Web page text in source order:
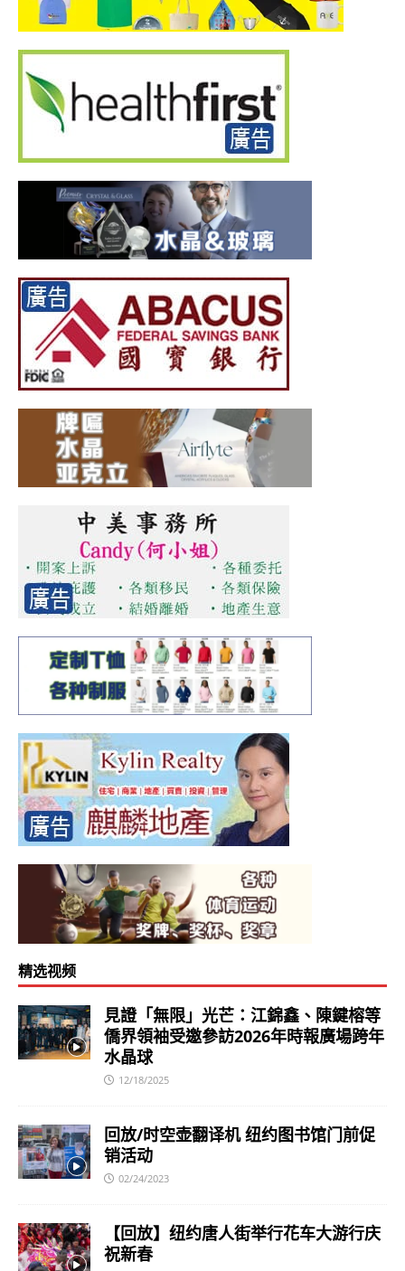
精选视频
見證「無限」光芒：江錦鑫、陳鍵榕等
僑界領袖受邀參訪2026年時報廣場跨年
水晶球
12/18/2025
回放/时空壶翻译机 纽约图书馆门前促
销活动
02/24/2023
【回放】纽约唐人街举行花车大游行庆
祝新春